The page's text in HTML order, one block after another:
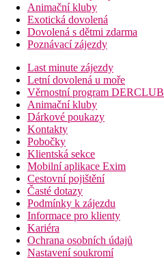
Animační kluby
Exotická dovolená
Dovolená s dětmi zdarma
Poznávací zájezdy
Last minute zájezdy
Letní dovolená u moře
Věrnostní program DERCLUB
Animační kluby
Dárkové poukazy
Kontakty
Pobočky
Klientská sekce
Mobilní aplikace Exim
Cestovní pojištění
Časté dotazy
Podmínky k zájezdu
Informace pro klienty
Kariéra
Ochrana osobních údajů
Nastavení soukromí